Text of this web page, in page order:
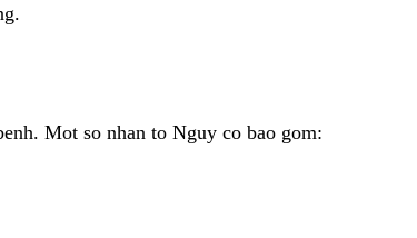
Mot so nhan to Nguy co bao gom: